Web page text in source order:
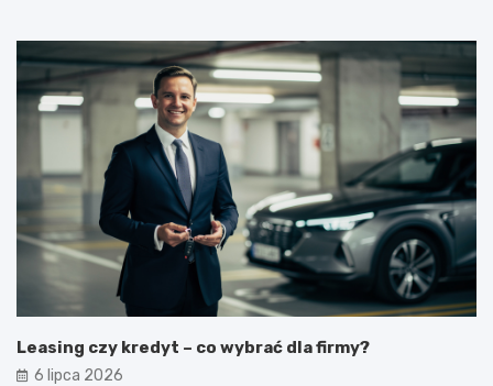
Leasing czy kredyt – co wybrać dla firmy?
6 lipca 2026